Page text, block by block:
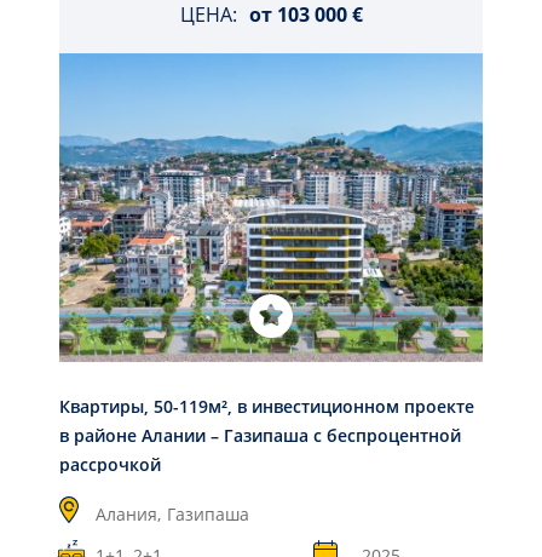
ЦЕНА: от 103 000 €
Квартиры, 50-119м², в инвестиционном проекте
в районе Алании – Газипаша с беспроцентной
рассрочкой
Алания, Газипаша